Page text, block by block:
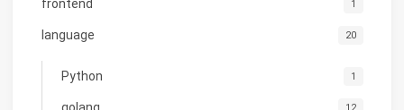
frontend 1
language 20
Python 1
golang 12